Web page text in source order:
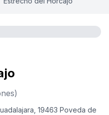
19463 Poveda de